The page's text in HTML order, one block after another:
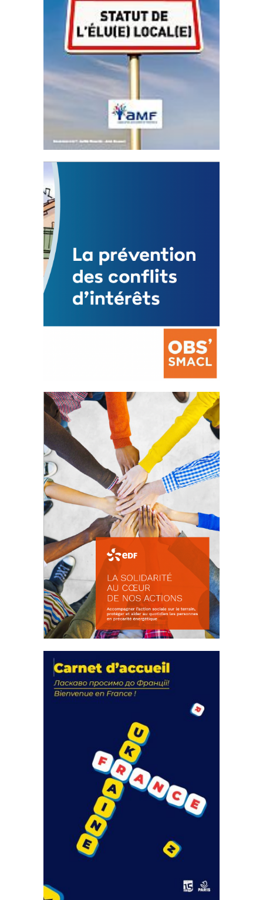
Statut de l’élu local
3 avril 2024
Mise à jour avril 2024
FEUILLETER
La prévention des conflits
d’intérêts
18 septembre 2023
FEUILLETER
actions
18 septembre 2023
FEUILLETER